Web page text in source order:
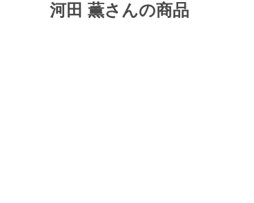
河田 薫さんの商品